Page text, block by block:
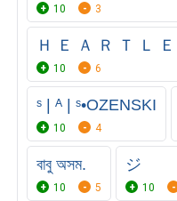
10 3
Ｈ Ｅ Ａ Ｒ Ｔ Ｌ
10 6
ˢ | ᴬ | ˢ•OZENSKI
10 4
বাবু অসম.
10 5
ジ
10